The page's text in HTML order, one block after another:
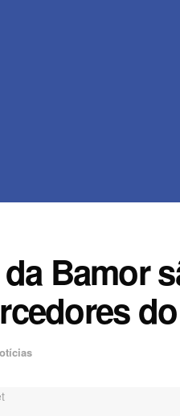
Bamor